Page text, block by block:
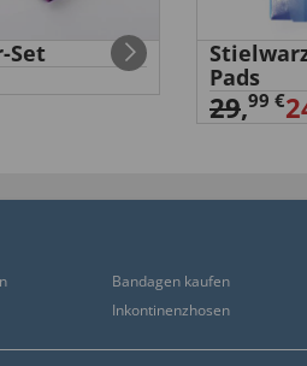
Set
Pads
29,99 €
Bandagen kaufen
Inkontinenzhosen